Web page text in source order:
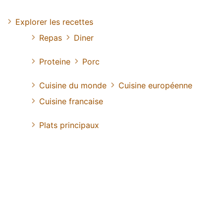
Explorer les recettes
Repas
Diner
Proteine Porc
Cuisine du monde
Cuisine européenne
Cuisine francaise
Plats principaux